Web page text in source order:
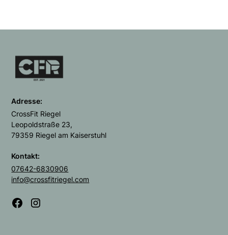
Adresse:
CrossFit Riegel
Leopoldstraße 23,
79359 Riegel am Kaiserstuhl
Kontakt:
07642-6830906
info@crossfitriegel.com